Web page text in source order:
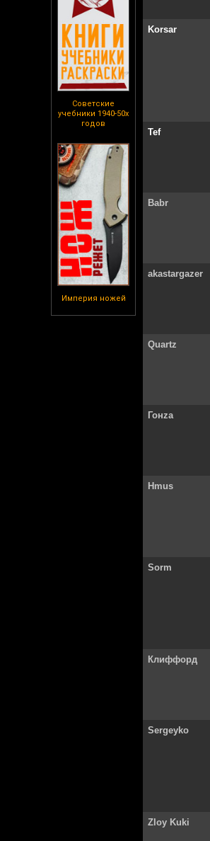
Советские
учебники 1940-50х
годов
Империя ножей
Korsar
Tef
Babr
akastargazer
Quartz
Гонzа
Hmus
Sorm
Клиффорд
Sergeyko
Zloy Kuki